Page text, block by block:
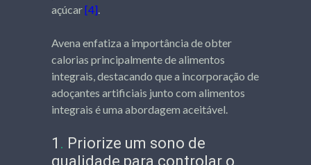
açúcar[4].
Avena enfatiza a importância de obter
calorias principalmente de alimentos
integrais, destacando que a incorporação de
adoçantes artificiais junto com alimentos
integrais é uma abordagem aceitável.
1 . Priorize um sono de
qualidade para controlar o